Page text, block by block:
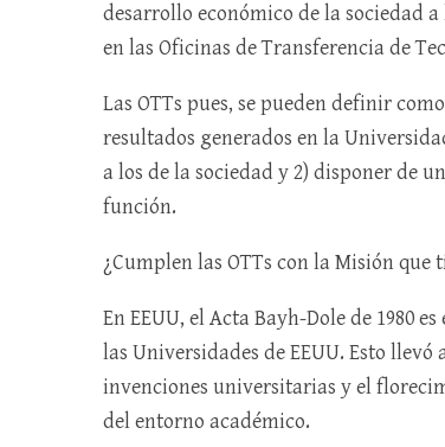
desarrollo económico de la sociedad
en las Oficinas de Transferencia de
Las OTTs pues, se pueden definir
resultados generados en la
a los de la sociedad y 2) disponer de
función.
¿Cumplen las OTTs con la Misión que
En EEUU, el Acta Bayh-Dole de 1980
las Universidades de EEUU. Esto
invenciones universitarias y el
del entorno académico.